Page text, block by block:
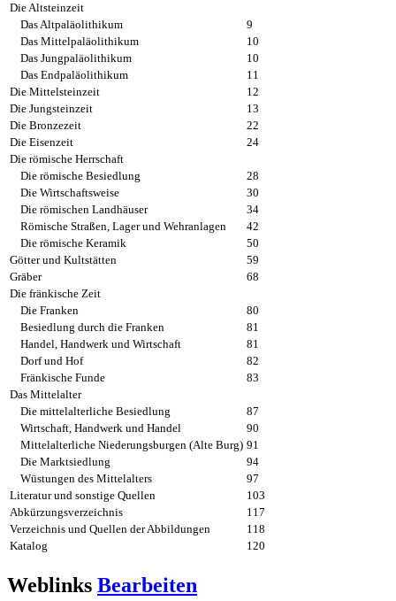
Die Altsteinzeit
Das Altpaläolithikum
9
Das Mittelpaläolithikum
10
Das Jungpaläolithikum
10
Das Endpaläolithikum
11
Die Mittelsteinzeit
12
Die Jungsteinzeit
13
Die Bronzezeit
22
Die Eisenzeit
24
Die römische Herrschaft
Die römische Besiedlung
28
Die Wirtschaftsweise
30
Die römischen Landhäuser
34
Römische Straßen, Lager und Wehranlagen
42
Die römische Keramik
50
Götter und Kultstätten
59
Gräber
68
Die fränkische Zeit
Die Franken
80
Besiedlung durch die Franken
81
Handel, Handwerk und Wirtschaft
81
Dorf und Hof
82
Fränkische Funde
83
Das Mittelalter
Die mittelalterliche Besiedlung
87
Wirtschaft, Handwerk und Handel
90
Mittelalterliche Niederungsburgen (Alte Burg) 91
Die Marktsiedlung
94
Wüstungen des Mittelalters
97
Literatur und sonstige Quellen
103
Abkürzungsverzeichnis
117
Verzeichnis und Quellen der Abbildungen
118
Katalog
120
Weblinks Bearbeiten